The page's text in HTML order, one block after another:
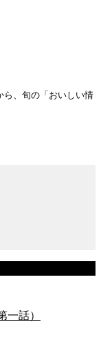
ら、旬の「おいしい情
話）